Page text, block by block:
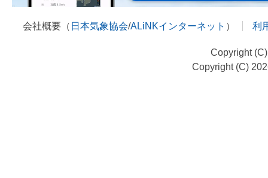
会社概要（ 日本気象協会/ALiNKインターネット ） 利
Copyright
Copyright (C)